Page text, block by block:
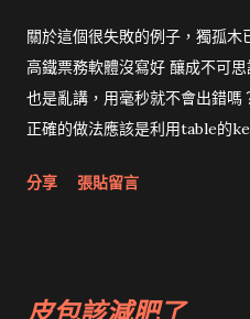
關於這個很失敗的例子，獨孤
高鐵票務軟體沒寫好 釀成不可
也是亂講，用毫秒就不會出錯嗎
正確的做法應該是利用table的
了。
分享 張貼留言
皮包該減肥了